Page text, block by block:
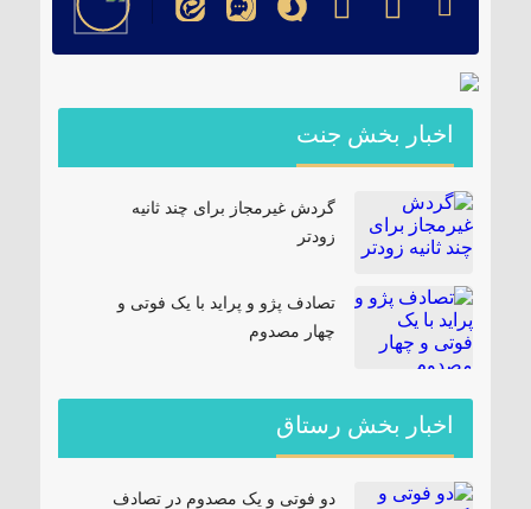
اخبار بخش جنت
گردش غیرمجاز برای چند ثانیه
زودتر
تصادف پژو و پراید با یک فوتی و
چهار مصدوم
اخبار بخش رستاق
دو فوتی و یک مصدوم در تصادف